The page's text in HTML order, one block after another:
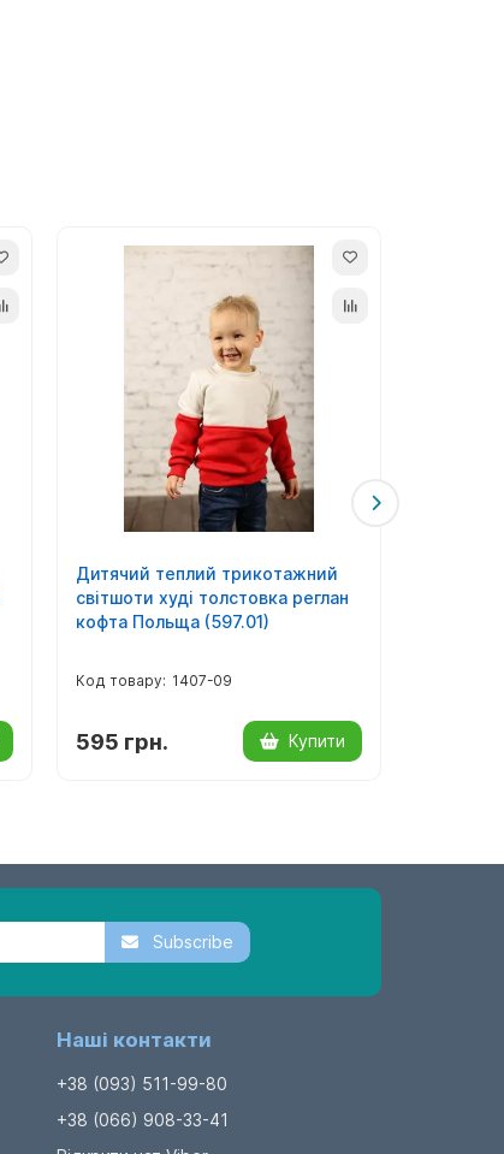
Дитячий теплий трикотажний
світшоти худі толстовка реглан
кофта Польща (597.01)
1407-09
595 грн. Купити
Subscribe
Наші контакти
+38 (093) 511-99-80
+38 (066) 908-33-41